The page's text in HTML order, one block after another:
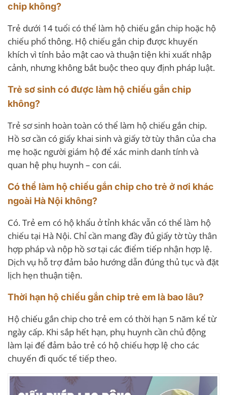
chip không?
Trẻ dưới 14 tuổi có thể làm hộ chiếu gắn chip hoặc hộ
chiếu phổ thông. Hộ chiếu gắn chip được khuyến
khích vì tính bảo mật cao và thuận tiện khi xuất nhập
cảnh, nhưng không bắt buộc theo quy định pháp luật.
Trẻ sơ sinh có được làm hộ chiếu gắn chip
không?
Trẻ sơ sinh hoàn toàn có thể làm hộ chiếu gắn chip.
Hồ sơ cần có giấy khai sinh và giấy tờ tùy thân của cha
mẹ hoặc người giám hộ để xác minh danh tính và
quan hệ phụ huynh – con cái.
Có thể làm hộ chiếu gắn chip cho trẻ ở nơi khác
ngoài Hà Nội không?
Có. Trẻ em có hộ khẩu ở tỉnh khác vẫn có thể làm hộ
chiếu tại Hà Nội. Chỉ cần mang đầy đủ giấy tờ tùy thân
hợp pháp và nộp hồ sơ tại các điểm tiếp nhận hợp lệ.
Dịch vụ hỗ trợ đảm bảo hướng dẫn đúng thủ tục và đặt
lịch hẹn thuận tiện.
Thời hạn hộ chiếu gắn chip trẻ em là bao lâu?
Hộ chiếu gắn chip cho trẻ em có thời hạn 5 năm kể từ
ngày cấp. Khi sắp hết hạn, phụ huynh cần chủ động
làm lại để đảm bảo trẻ có hộ chiếu hợp lệ cho các
chuyến đi quốc tế tiếp theo.